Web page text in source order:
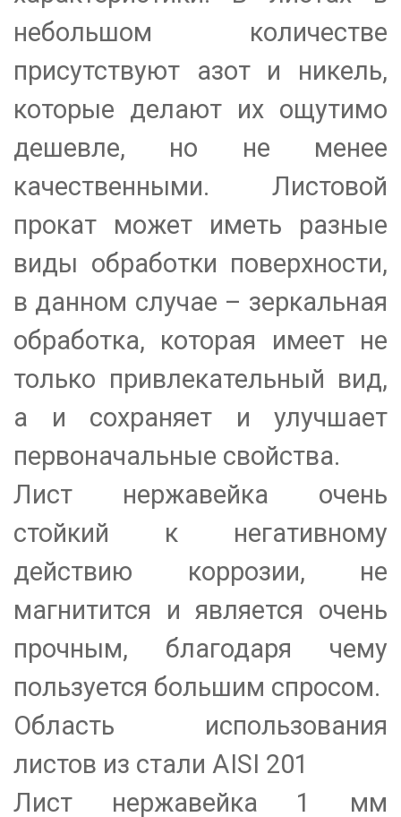
небольшом количестве
присутствуют азот и никель,
которые делают их ощутимо
дешевле, но не менее
качественными. Листовой
прокат может иметь разные
виды обработки поверхности,
в данном случае – зеркальная
обработка, которая имеет не
только привлекательный вид,
а и сохраняет и улучшает
первоначальные свойства.
Лист нержавейка очень
стойкий к негативному
действию коррозии, не
магнитится и является очень
прочным, благодаря чему
пользуется большим спросом.
Область использования
листов из стали AISI 201
Лист нержавейка 1 мм